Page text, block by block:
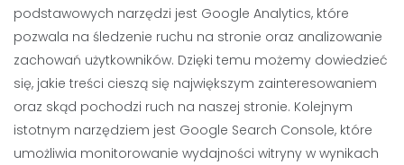
podstawowych narzędzi jest Google Analytics, które
pozwala na śledzenie ruchu na stronie oraz analizowanie
zachowań użytkowników. Dzięki temu możemy dowiedzieć
się, jakie treści cieszą się największym zainteresowaniem
oraz skąd pochodzi ruch na naszej stronie. Kolejnym
istotnym narzędziem jest Google Search Console, które
umożliwia monitorowanie wydajności witryny w wynikach